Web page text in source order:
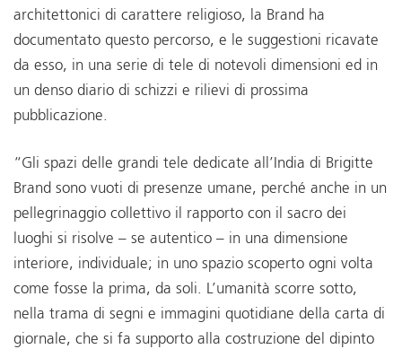
architettonici di carattere religioso, la Brand ha
documentato questo percorso, e le suggestioni ricavate
da esso, in una serie di tele di notevoli dimensioni ed in
un denso diario di schizzi e rilievi di prossima
pubblicazione.
“Gli spazi delle grandi tele dedicate all’India di Brigitte
Brand sono vuoti di presenze umane, perché anche in un
pellegrinaggio collettivo il rapporto con il sacro dei
luoghi si risolve – se autentico – in una dimensione
interiore, individuale; in uno spazio scoperto ogni volta
come fosse la prima, da soli. L’umanità scorre sotto,
nella trama di segni e immagini quotidiane della carta di
giornale, che si fa supporto alla costruzione del dipinto